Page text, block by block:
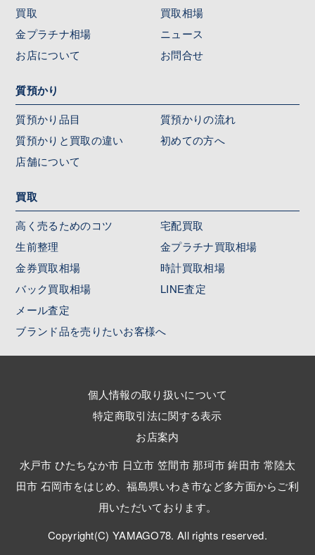
買取
買取相場
金プラチナ相場
ニュース
お店について
お問合せ
質預かり
質預かり品目
質預かりの流れ
質預かりと買取の違い
初めての方へ
店舗について
買取
高く売るためのコツ
宅配買取
生前整理
金プラチナ買取相場
金券買取相場
時計買取相場
バック買取相場
LINE査定
メール査定
ブランド品を売りたいお客様へ
個人情報の取り扱いについて
特定商取引法に関する表示
お店案内
水戸市 ひたちなか市 日立市 笠間市 那珂市 鉾田市 常陸太
田市 石岡市をはじめ、福島県いわき市など多方面からご利
用いただいております。
Copyright(C) YAMAGO78. All rights reserved.